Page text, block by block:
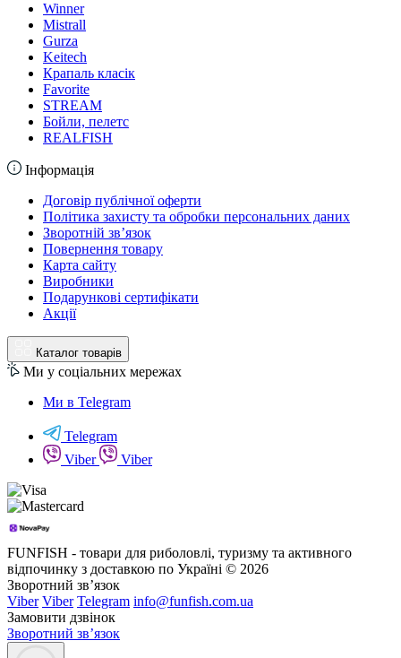
Winner
Mistrall
Gurza
Keitech
Крапаль класік
Favorite
STREAM
Бойли, пелетс
REALFISH
Інформація
Договір публічної оферти
Політика захисту та обробки персональних даних
Зворотній зв’язок
Повернення товару
Карта сайту
Виробники
Подарункові сертифікати
Акції
Каталог товарів
Ми у соціальних мережах
Ми в Telegram
Telegram
Viber
Viber
FUNFISH - товари для риболовлі, туризму та активного
відпочинку з доставкою по Україні © 2026
Зворотний зв’язок
Viber Viber Telegram info@funfish.com.ua
Замовити дзвінок
Зворотний зв’язок